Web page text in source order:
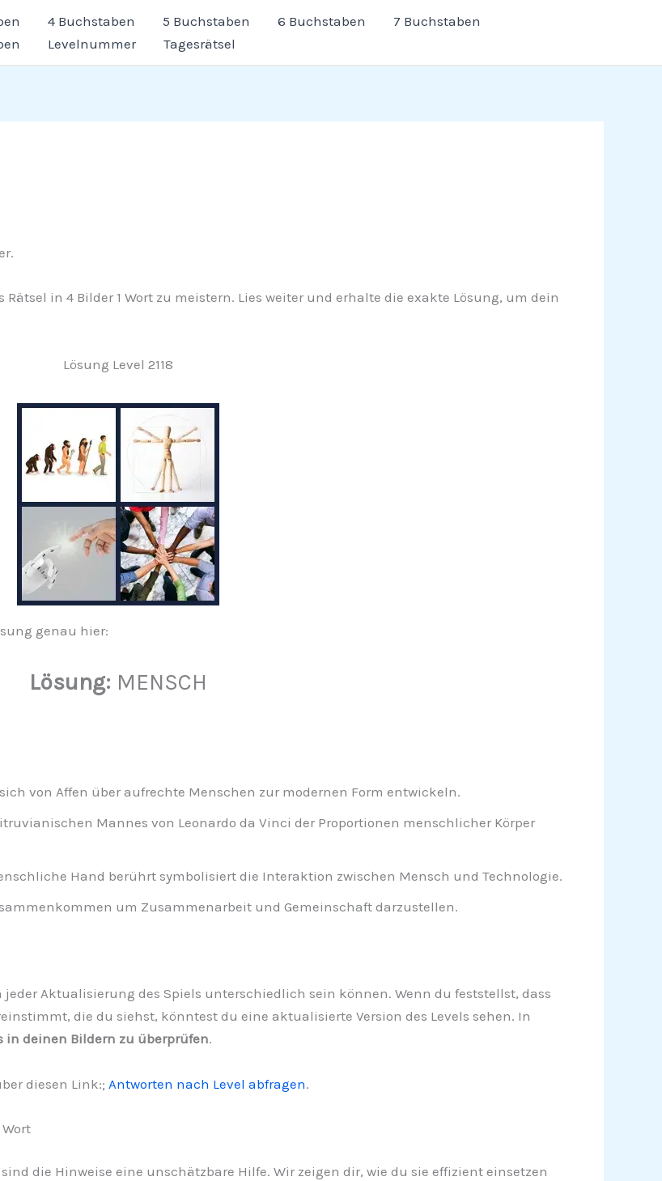
4 Buchstaben 5 Buchstaben 6 Buchstaben
7 Buchstaben
Levelnummer Tagesrätsel
in 4 Bilder 1 Wort zu meistern. Lies weiter und erhalte die exakte Lösung, um dein
Lösung Level 2118
genau hier:
Lösung: MENSCH
von Affen über aufrechte Menschen zur modernen Form entwickeln.
Mannes von Leonardo da Vinci der Proportionen menschlicher Körper
Hand berührt symbolisiert die Interaktion zwischen Mensch und Technologie.
um Zusammenarbeit und Gemeinschaft darzustellen.
jeder Aktualisierung des Spiels unterschiedlich sein können. Wenn du feststellst, dass
die du siehst, könntest du eine aktualisierte Version des Levels sehen. In
in deinen Bildern zu überprüfen.
diesen Link:; Antworten nach Level abfragen.
die Hinweise eine unschätzbare Hilfe. Wir zeigen dir, wie du sie effizient einsetzen